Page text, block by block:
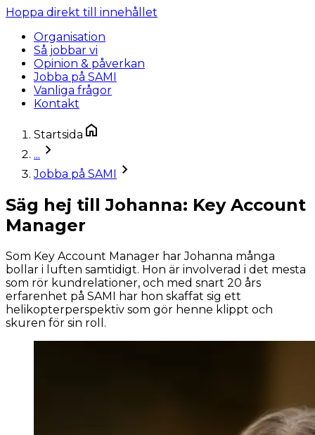
Hoppa direkt till innehållet
Organisation
Så jobbar vi
Opinion & påverkan
Jobba på SAMI
Vanliga frågor
Kontakt
Startsida
...
Jobba på SAMI
Säg hej till Johanna: Key Account
Manager
Som Key Account Manager har Johanna många
bollar i luften samtidigt. Hon är involverad i det mesta
som rör kundrelationer, och med snart 20 års
erfarenhet på SAMI har hon skaffat sig ett
helikopterperspektiv som gör henne klippt och
skuren för sin roll.